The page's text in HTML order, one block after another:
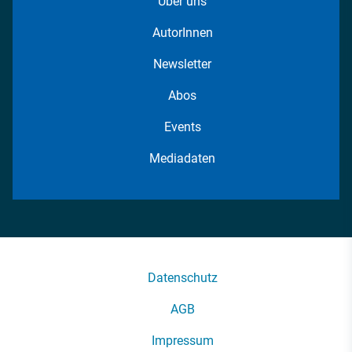
AutorInnen
Newsletter
Abos
Events
Mediadaten
Datenschutz
AGB
Impressum